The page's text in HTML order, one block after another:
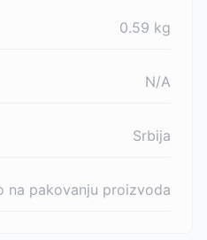
0.59 kg
N/A
Srbija
na pakovanju proizvoda